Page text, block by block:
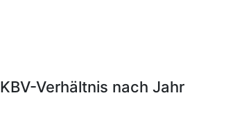
KBV-Verhältnis nach Jahr